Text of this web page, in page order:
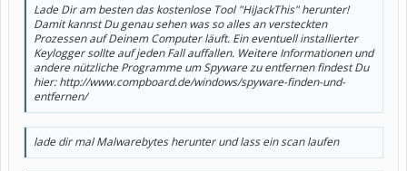
Lade Dir am besten das kostenlose Tool "HiJackThis" herunter!
Damit kannst Du genau sehen was so alles an versteckten
Prozessen auf Deinem Computer läuft. Ein eventuell installierter
Keylogger sollte auf jeden Fall auffallen. Weitere Informationen und
andere nützliche Programme um Spyware zu entfernen findest Du
hier: http://www.compboard.de/windows/spyware-finden-und-
entfernen/
lade dir mal Malwarebytes herunter und lass ein scan laufen